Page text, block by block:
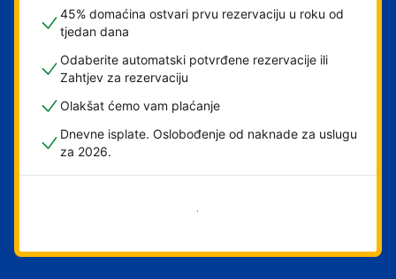
45% domaćina ostvari prvu rezervaciju u roku od
tjedan dana
Odaberite automatski potvrđene rezervacije ili
Zahtjev za rezervaciju
Olakšat ćemo vam plaćanje
Dnevne isplate. Oslobođenje od naknade za uslugu
za 2026.
Započni odmah